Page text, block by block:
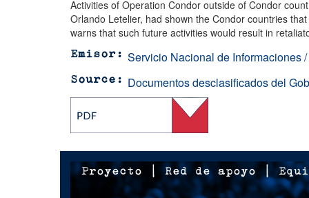
Activities of Operation Condor outside of Condor
Orlando Letelier, had shown the Condor countries
warns that such future activities would result in
Emisor Servicio Nacional de Informaciones
Source Documentos desclasificados del
Proyecto | Red de apoyo |